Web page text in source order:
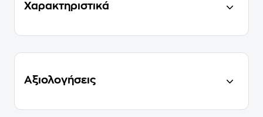
Χαρακτηριστικά
Αξιολογήσεις